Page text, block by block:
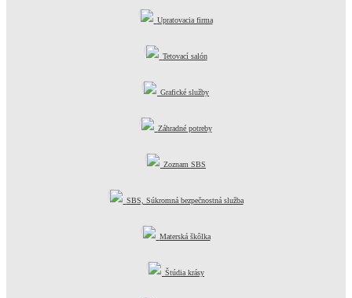
Upratovacia firma
Tetovací salón
Grafické služby
Záhradné potreby
Zoznam SBS
SBS, Súkromná bezpečnostná služba
Materská škôlka
Štúdia krásy